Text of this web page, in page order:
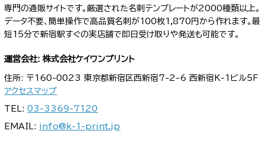
専門の通販サイトです。厳選された名刺テンプレートが2000種類以上。
データ不要、簡単操作で高品質名刺が100枚1,870円から作れます。最
短15分で新宿駅すぐの実店舗で即日受け取りや発送も可能です。
運営会社: 株式会社ケイワンプリント
住所: 〒160-0023 東京都新宿区西新宿7-2-6 西新宿K-1ビル5F
アクセスマップ
TEL:03-3369-7120
EMAIL: info@k-1-print.jp